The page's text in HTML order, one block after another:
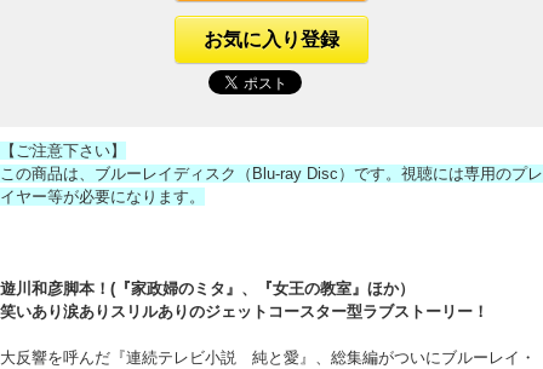
お気に入り登録
【ご注意下さい】
この商品は、ブルーレイディスク（Blu-ray Disc）です。視聴には専用のプレ
イヤー等が必要になります。
遊川和彦脚本！(『家政婦のミタ』、『女王の教室』ほか）
笑いあり涙ありスリルありのジェットコースター型ラブストーリー！
大反響を呼んだ『連続テレビ小説 純と愛』、総集編がついにブルーレイ・